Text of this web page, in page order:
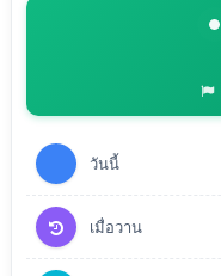
วันนี้
เมื่อวาน